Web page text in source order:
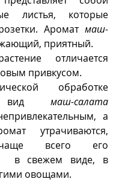
листья, которые
Аромат маш-
приятный.
отличается
привкусом.
обработке
вид маш-салата
а
утрачиваются,
всего его
в свежем виде, в
овощами.